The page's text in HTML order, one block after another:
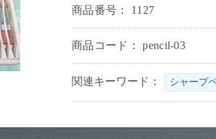
商品番号： 1127
商品コード：pencil-03
関連キーワード： シャープ